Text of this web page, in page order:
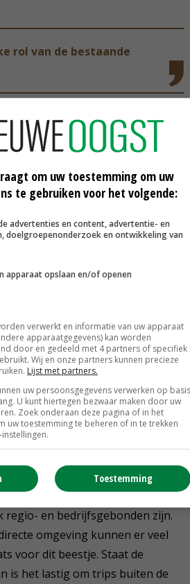
rol van de bestaande
biologische middelen die de
bieden hooguit wat
extra weerbaarheid mee. Maar
We moeten de beschikbare
verder toe', legt de adviseur
de hoge tripsdruk in hyacint.
tegen trips, dan mag je
afgelopen maanden weer.
verwacht de adviseur dat
bewaring, zeker wanneer de
neuzen of zitten gewoon aan
mee naar binnen slepen. Zijn
en bedrijfsgebonden zijn.
omgeving kunnen er veel
voor dit beestje. Staat de
is het lastig om trips buiten de
om uw toestemming om uw
te gebruiken voor het volgende:
advertenties en content, advertentie- en
doelgroepenonderzoek en ontwikkeling van
apparaat opslaan en/of openen
verwerkt en informatie van uw apparaat
apparaatgegevens) kan worden
door en gedeeld met 4 partners of specifiek
Wij en onze partners kunnen precieze
Lijst met partners.
uw persoonsgegevens verwerken op basis
U kunt hiertegen bezwaar maken door uw
Zoek onderaan deze pagina of in het
uw toestemming te beheren of in te trekken
Toestemming